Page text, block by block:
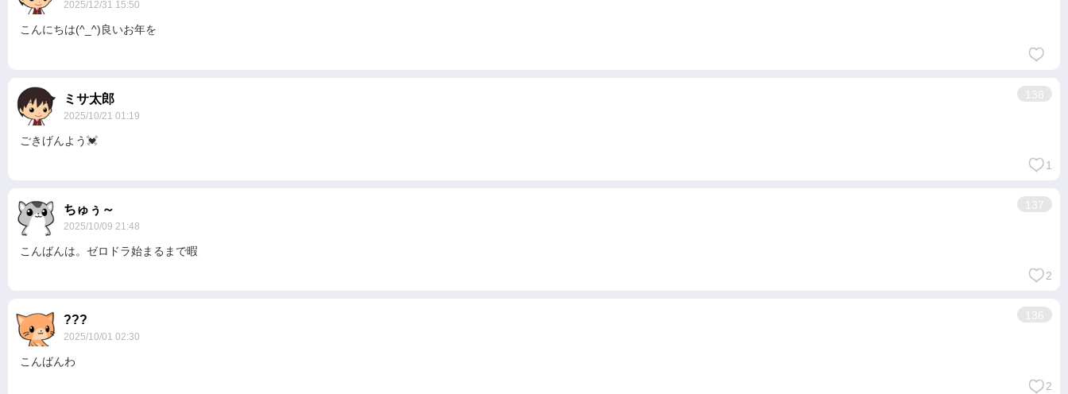
2025/12/31 15:50
こんにちは(^_^)良いお年を
ミサ太郎
2025/10/21 01:19
138
ごきげんよう💓
1
ちゅぅ～
2025/10/09 21:48
137
こんばんは。ゼロドラ始まるまで暇
2
???
2025/10/01 02:30
136
こんばんわ
2